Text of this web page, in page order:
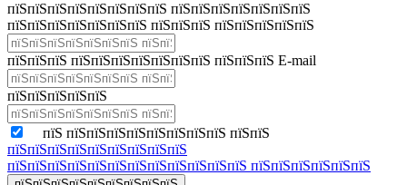
пїЅпїЅпїЅпїЅпїЅпїЅпїЅпїЅ пїЅпїЅпїЅпїЅпїЅпїЅпїЅ
пїЅпїЅпїЅпїЅпїЅпїЅпїЅ пїЅпїЅпїЅ пїЅпїЅпїЅпїЅпїЅ
пїЅпїЅпїЅ пїЅпїЅпїЅпїЅпїЅпїЅпїЅ пїЅпїЅпїЅ E-mail
пїЅпїЅпїЅпїЅпїЅ
пїЅ пїЅпїЅпїЅпїЅпїЅпїЅпїЅпїЅ пїЅпїЅ
пїЅпїЅпїЅпїЅпїЅпїЅпїЅпїЅпїЅ
пїЅпїЅпїЅпїЅпїЅпїЅпїЅпїЅпїЅпїЅпїЅпїЅ пїЅпїЅпїЅпїЅпїЅпїЅ